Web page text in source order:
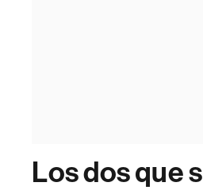
Los dos que